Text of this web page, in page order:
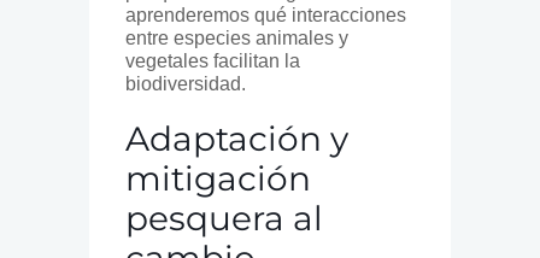
aprenderemos qué interacciones
entre especies animales y
vegetales facilitan la
biodiversidad.
Adaptación y
mitigación
pesquera al